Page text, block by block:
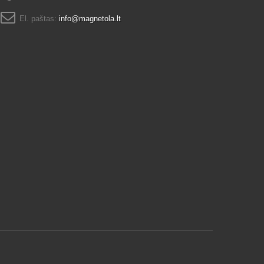
El. paštas: info@magnetola.lt